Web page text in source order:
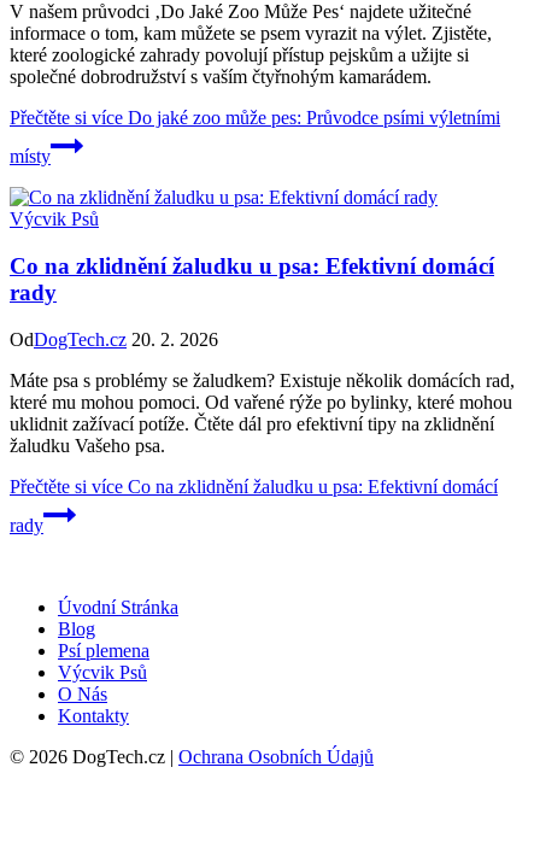
V našem průvodci ‚Do Jaké Zoo Může Pes‘ najdete užitečné
informace o tom, kam můžete se psem vyrazit na výlet. Zjistěte,
které zoologické zahrady povolují přístup pejskům a užijte si
společné dobrodružství s vaším čtyřnohým kamarádem.
Přečtěte si více Do jaké zoo může pes: Průvodce psími výletními
místy
Výcvik Psů
Co na zklidnění žaludku u psa: Efektivní domácí
rady
OdDogTech.cz 20. 2. 2026
Máte psa s problémy se žaludkem? Existuje několik domácích rad,
které mu mohou pomoci. Od vařené rýže po bylinky, které mohou
uklidnit zažívací potíže. Čtěte dál pro efektivní tipy na zklidnění
žaludku Vašeho psa.
Přečtěte si více Co na zklidnění žaludku u psa: Efektivní domácí
rady
Úvodní Stránka
Blog
Psí plemena
Výcvik Psů
O Nás
Kontakty
© 2026 DogTech.cz | Ochrana Osobních Údajů